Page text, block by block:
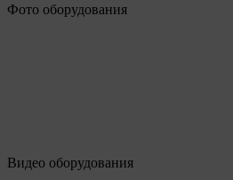
Фото оборудования
Видео оборудования